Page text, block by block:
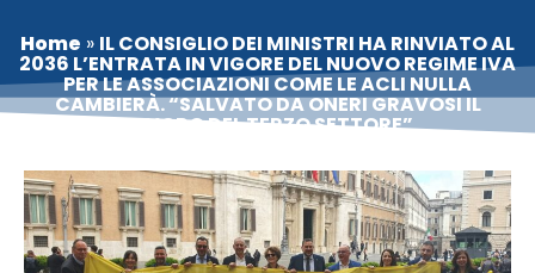
Home » IL CONSIGLIO DEI MINISTRI HA RINVIATO AL
2036 L’ENTRATA IN VIGORE DEL NUOVO REGIME IVA
PER LE ASSOCIAZIONI COME LE ACLI NULLA
CAMBIERÀ. “SALVATO DA ONERI GRAVOSI IL
LAVORO DEL TERZO SETTORE”